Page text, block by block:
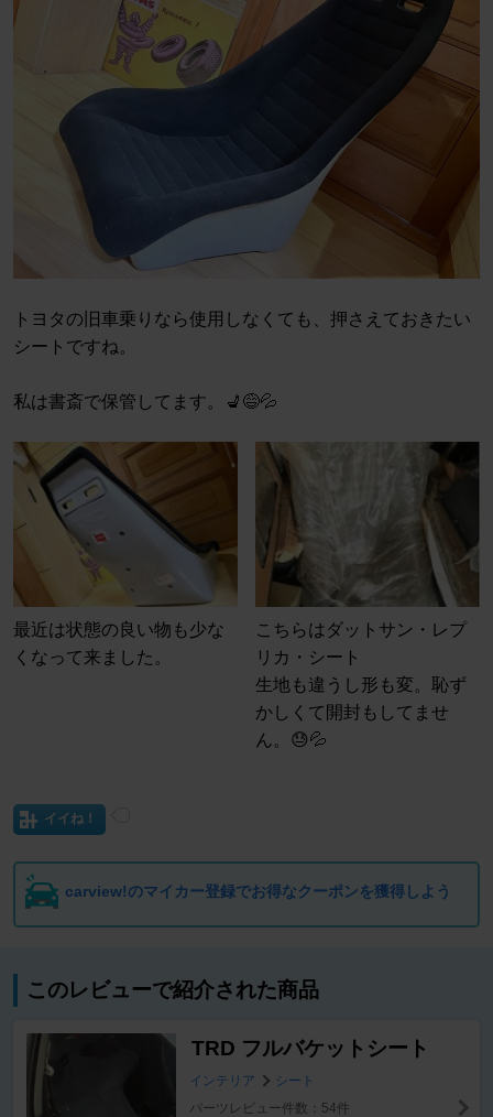
トヨタの旧車乗りなら使用しなくても、押さえておきたい
シートですね。
私は書斎で保管してます。💺😅💦
最近は状態の良い物も少な
くなって来ました。
こちらはダットサン・レプ
リカ・シート
生地も違うし形も変。恥ず
かしくて開封もしてませ
ん。😓💦
イイね！
carview!のマイカー登録でお得なクーポンを獲得しよう
このレビューで紹介された商品
TRD フルバケットシート
インテリア
シート
パーツレビュー件数：54件